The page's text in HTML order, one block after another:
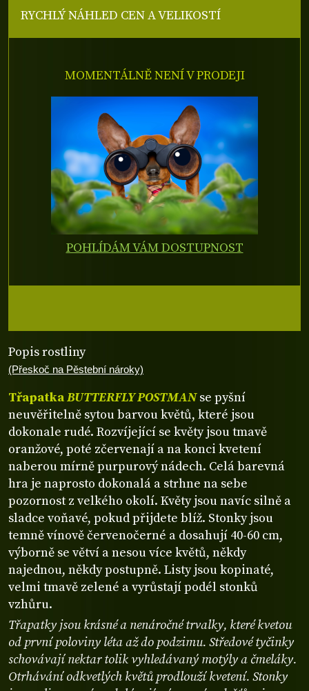
Popis rostliny
(Přeskoč na Pěstební nároky)
TřapatkaBUTTERFLY POSTMANse pyšní
neuvěřitelně sytou barvou květů, které jsou
dokonale rudé. Rozvíjející se květy jsou tmavě
oranžové, poté zčervenají a na konci kvetení
naberou mírně purpurový nádech. Celá barevná
hra je naprosto dokonalá a strhne na sebe
pozornost z velkého okolí. Květy jsou navíc silně a
sladce voňavé, pokud přijdete blíž. Stonky jsou
temně vínově červenočerné a dosahují 40-60 cm,
výborně se větví a nesou více květů, někdy
najednou, někdy postupně. Listy jsou kopinaté,
velmi tmavě zelené a vyrůstají podél stonků
vzhůru.
Třapatky jsou krásné a nenáročné trvalky, které kvetou
od první poloviny léta až do podzimu. Středové tyčinky
schovávají nektar tolik vyhledávaný motýly a čmeláky.
Otrhávání odkvetlých květů prodlouží kvetení. Stonky
RYCHLÝ NÁHLED CEN A VELIKOSTÍ
MOMENTÁLNĚ NENÍ V PRODEJI
POHLÍDÁM VÁM DOSTUPNOST